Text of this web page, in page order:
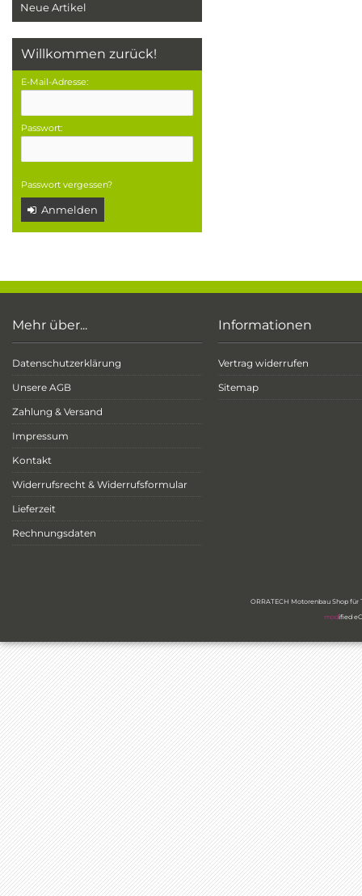
Neue Artikel
Willkommen zurück!
E-Mail-Adresse:
Passwort:
Passwort vergessen?
Anmelden
Mehr über...
Datenschutzerklärung
Unsere AGB
Zahlung & Versand
Impressum
Kontakt
Widerrufsrecht & Widerrufsformular
Lieferzeit
Rechnungsdaten
Informationen
Vertrag widerrufen
Sitemap
ORRATECH Motorenbau Shop für
modified